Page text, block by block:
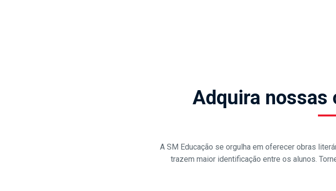
Adquira nossas
A SM Educação se orgulha em oferecer obras
trazem maior identificação entre os alunos.